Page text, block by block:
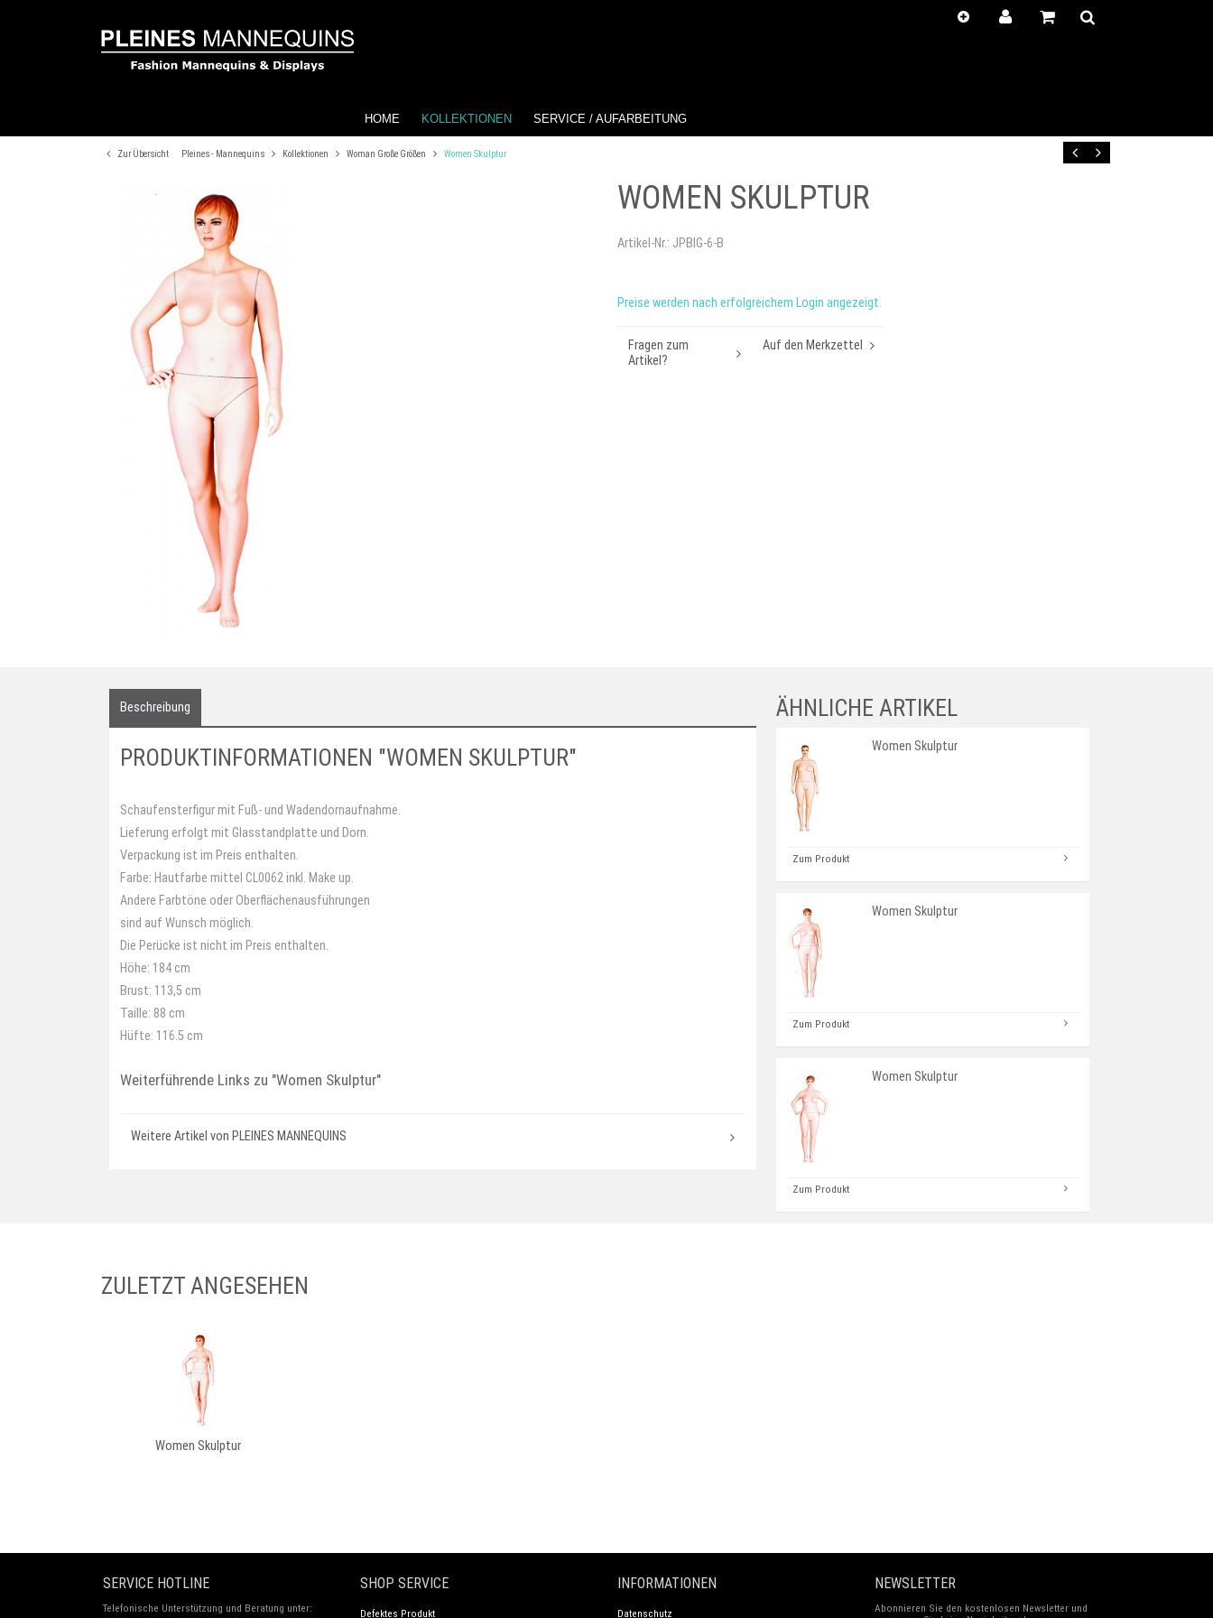
Kunden-
Positionen
anzeigen
HOME KOLLEKTIONEN SERVICE / AUFARBEITUNG
Zur Übersicht Pleines - Mannequins Kollektionen Woman Große Größen Women Skulptur ZurückVor
WOMEN SKULPTUR
Artikel-Nr.: JPBIG-6-B
Preise werden nach erfolgreichem Login angezeigt.
Fragen zum
Artikel?
Auf den Merkzettel
Beschreibung
PRODUKTINFORMATIONEN "WOMEN SKULPTUR"
Schaufensterfigur mit Fuß- und Wadendornaufnahme.
Lieferung erfolgt mit Glasstandplatte und Dorn.
Verpackung ist im Preis enthalten.
Farbe: Hautfarbe mittel CL0062 inkl. Make up.
Andere Farbtöne oder Oberflächenausführungen
sind auf Wunsch möglich.
Die Perücke ist nicht im Preis enthalten.
Höhe: 184 cm
Brust: 113,5 cm
Taille: 88 cm
Hüfte: 116.5 cm
Weiterführende Links zu "Women Skulptur"
Weitere Artikel von PLEINES MANNEQUINS
ÄHNLICHE ARTIKEL
Women Skulptur
Zum Produkt
Women Skulptur
Zum Produkt
Women Skulptur
Zum Produkt
ZULETZT ANGESEHEN
Women Skulptur
SERVICE HOTLINE
Telefonische Unterstützung und Beratung unter:
SHOP SERVICE
Defektes Produkt
INFORMATIONEN
Datenschutz
NEWSLETTER
Abonnieren Sie den kostenlosen Newsletter und